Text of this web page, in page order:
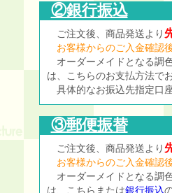
②銀行振込
ご注文後、商品発送より
お客様からのご入金確認
オーダーメイドとなる調
は、こちらのお支払方法で
具体的なお振込先指定口
③郵便振替
ご注文後、商品発送より
お客様からのご入金確認
オーダーメイドとなる調
は、こちらまたは銀行振込